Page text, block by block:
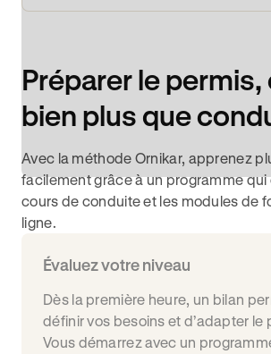
Préparer le permis,
bien plus que
Avec la méthode Ornikar, apprenez
facilement grâce à un programme
cours de conduite et les modules de
ligne.
Évaluez votre niveau
Dès la première heure, un bilan
définir vos besoins et d’adapter le
Vous démarrez avec un